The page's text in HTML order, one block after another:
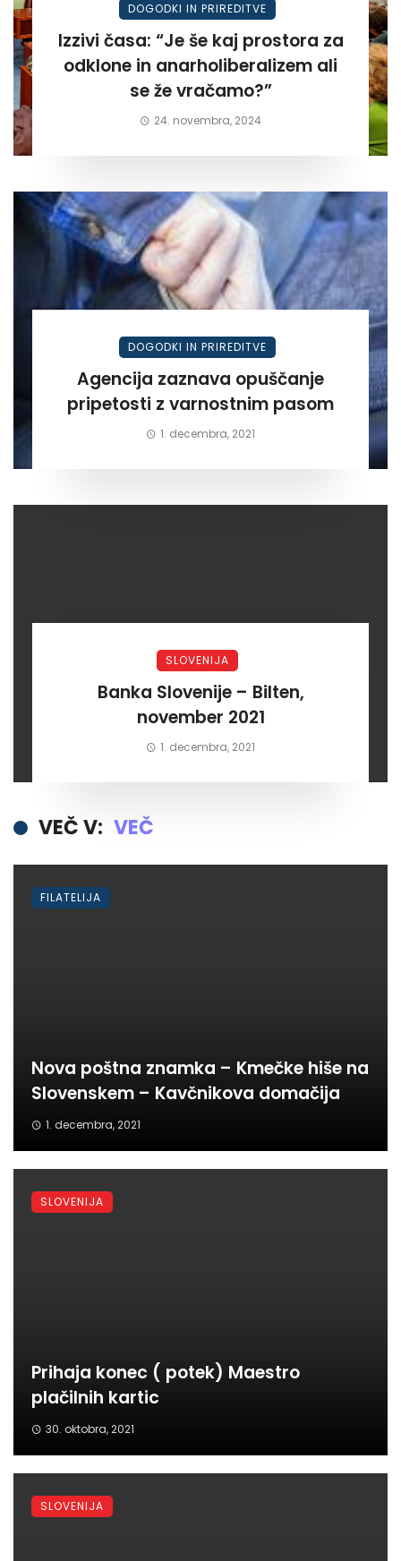
DOGODKI IN PRIREDITVE
Izzivi časa: “Je še kaj prostora za
odklone in anarholiberalizem ali
se že vračamo?”
24. novembra, 2024
DOGODKI IN PRIREDITVE
Agencija zaznava opuščanje
pripetosti z varnostnim pasom
1. decembra, 2021
SLOVENIJA
Banka Slovenije – Bilten,
november 2021
1. decembra, 2021
VEČ V: VEČ
Nova poštna znamka – Kmečke hiše na
Slovenskem – Kavčnikova domačija
1. decembra, 2021
FILATELIJA
Prihaja konec ( potek) Maestro
plačilnih kartic
30. oktobra, 2021
SLOVENIJA
SLOVENIJA